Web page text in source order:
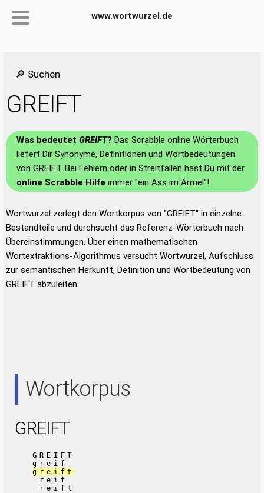
www.wortwurzel.de
🔎 Suchen
GREIFT
Was bedeutet GREIFT? Das Scrabble online Wörterbuch
liefert Dir Synonyme, Definitionen und Wortbedeutungen
von GREIFT. Bei Fehlern oder in Streitfällen hast Du mit der
online Scrabble Hilfe immer "ein Ass im Ärmel"!
Wortwurzel zerlegt den Wortkorpus von "GREIFT" in einzelne
Bestandteile und durchsucht das Referenz-Wörterbuch nach
Übereinstimmungen. Über einen mathematischen
Wortextraktions-Algorithmus versucht Wortwurzel, Aufschluss
zur semantischen Herkunft, Definition und Wortbedeutung von
GREIFT abzuleiten.
Wortkorpus
GREIFT
GREIFT
greif
greift
reif
reift